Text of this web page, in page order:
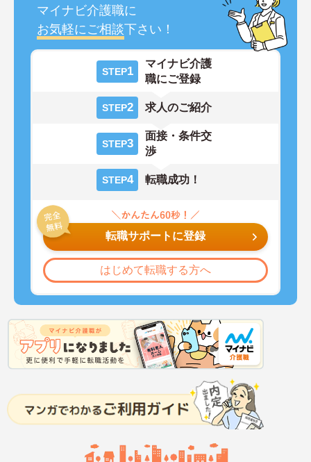
マイナビ介護職に
お気軽にご相談下さい！
STEP1
マイナビ介護
職にご登録
STEP2 求人のご紹介
STEP3
面接・条件交
渉
STEP4 転職成功！
転職サポートに登録
はじめて転職する方へ